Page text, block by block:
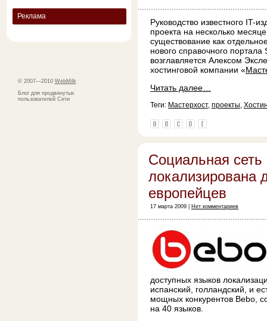
Реклама
© 2007—2010 WebMilk
Блог для продвинутых
пользователей Сети
Руководство известного IT-
проекта на несколько
существование как
нового справочного
возглавляется Алексом
хостинговой компании «
Читать далее…
Теги: Мастерхост, проекты,
Социальная сеть
локализирована
европейцев
17 марта 2009 | Нет комментариев
доступных языков
испанский, голландский, и
мощных конкурентов Bebo,
на 40 языков.